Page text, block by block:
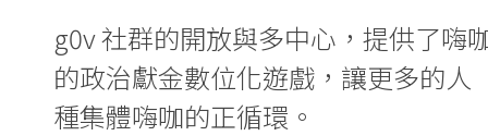
g0v 社群的開放與多中心，提供了嗨
的政治獻金數位化遊戲，讓更多的
種集體嗨咖的正循環。